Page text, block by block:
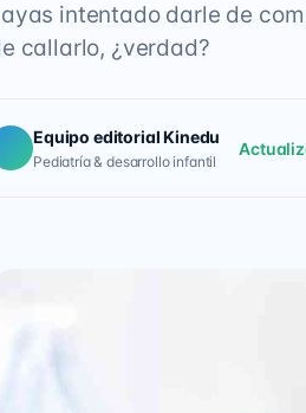
intentado darle de
callarlo, ¿verdad?
Equipo editorial Kinedu
Pediatría & desarrollo infantil